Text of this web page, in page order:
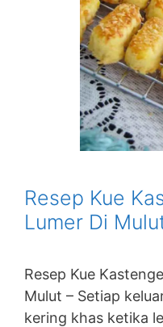
Resep Kue
Lumer Di
Resep Kue
Mulut – Setiap
kering khas ketika